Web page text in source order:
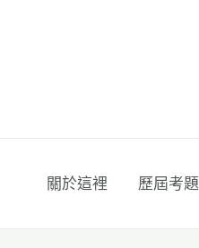
關於這裡
歷屆考題